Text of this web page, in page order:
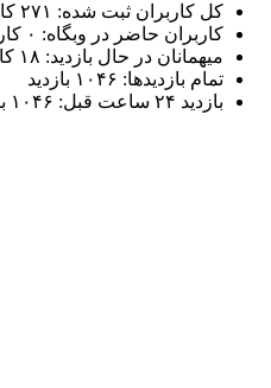
کل کاربران ثبت شده: ۲۷۱ کاربر
کاربران حاضر در وبگاه: ۰ کاربر
میهمانان در حال بازدید: ۱۸ کاربر
تمام بازدید‌ها: ۱۰۴۶ بازدید
بازدید ۲۴ ساعت قبل: ۱۰۴۶ بازدید